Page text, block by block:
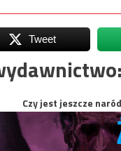
Tweet
Czy jest jeszcze